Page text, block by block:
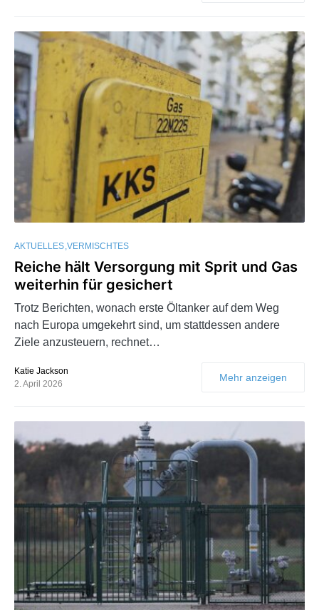
AKTUELLES VERMISCHTES
Reiche hält Versorgung mit Sprit und Gas
weiterhin für gesichert
Trotz Berichten, wonach erste Öltanker auf dem Weg
nach Europa umgekehrt sind, um stattdessen andere
Ziele anzusteuern, rechnet…
Katie Jackson
2. April 2026
Mehr anzeigen